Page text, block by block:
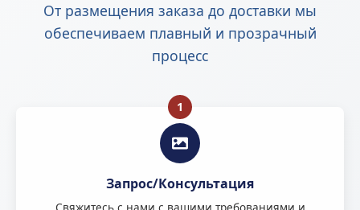
От размещения заказа до доставки мы
обеспечиваем плавный и прозрачный
процесс
1
Запрос/Консультация
Свяжитесь с нами с вашими требованиями и